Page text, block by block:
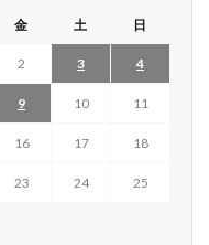
金 土 日
2 3 4
9 10 11
16 17 18
23 24 25